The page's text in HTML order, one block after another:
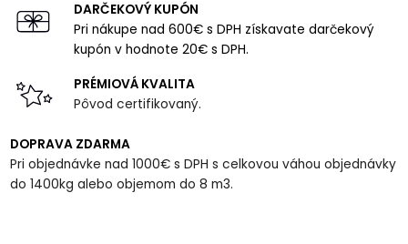
DARČEKOVÝ KUPÓN
Pri nákupe nad 600€ s DPH získavate darčekový
kupón v hodnote 20€ s DPH.
PRÉMIOVÁ KVALITA
Pôvod certifikovaný.
DOPRAVA ZDARMA
Pri objednávke nad 1000€ s DPH s celkovou váhou objednávky
do 1400kg alebo objemom do 8 m3.